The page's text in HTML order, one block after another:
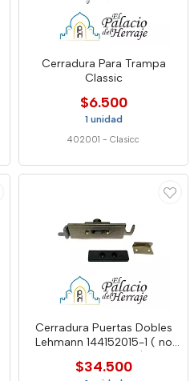
Cerradura Para Trampa
Classic
$6.500
1 unidad
402001 - Clasicc
Cerradura Puertas Dobles
Lehmann 144152015-1 ( no
$34.500